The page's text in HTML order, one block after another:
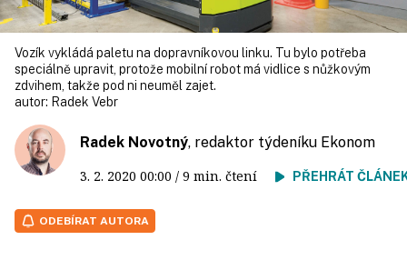
Vozík vykládá paletu na dopravníkovou linku. Tu bylo potřeba
speciálně upravit, protože mobilní robot má vidlice s nůžkovým
zdvihem, takže pod ni neuměl zajet.
autor: Radek Vebr
Radek Novotný, redaktor týdeníku Ekonom
3. 2. 2020 00:00 / 9 min. čtení PŘEHRÁT
ODEBÍRAT AUTORA